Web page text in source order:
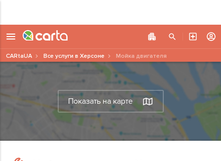
Показать на карте
CARtaUA Все услуги в Херсоне Мойка двигателя